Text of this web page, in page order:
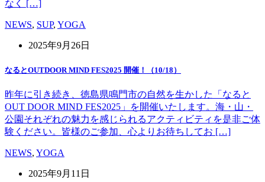
なく […]
NEWS, SUP, YOGA
2025年9月26日
なるとOUTDOOR MIND FES2025 開催！（10/18）
昨年に引き続き、徳島県鳴門市の自然を生かした「なると
OUT DOOR MIND FES2025」を開催いたします。海・山・
公園それぞれの魅力を感じられるアクティビティを是非ご体
験ください。皆様のご参加、心よりお待ちしてお […]
NEWS, YOGA
2025年9月11日